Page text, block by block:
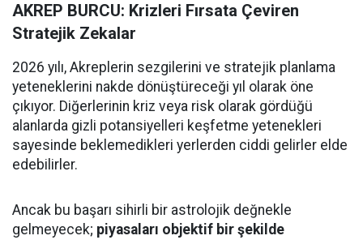
AKREP BURCU: Krizleri Fırsata Çeviren
Stratejik Zekalar
2026 yılı, Akreplerin sezgilerini ve stratejik planlama
yeteneklerini nakde dönüştüreceği yıl olarak öne
çıkıyor. Diğerlerinin kriz veya risk olarak gördüğü
alanlarda gizli potansiyelleri keşfetme yetenekleri
sayesinde beklemedikleri yerlerden ciddi gelirler elde
edebilirler.
Ancak bu başarı sihirli bir astrolojik değnekle
gelmeyecek; piyasaları objektif bir şekilde